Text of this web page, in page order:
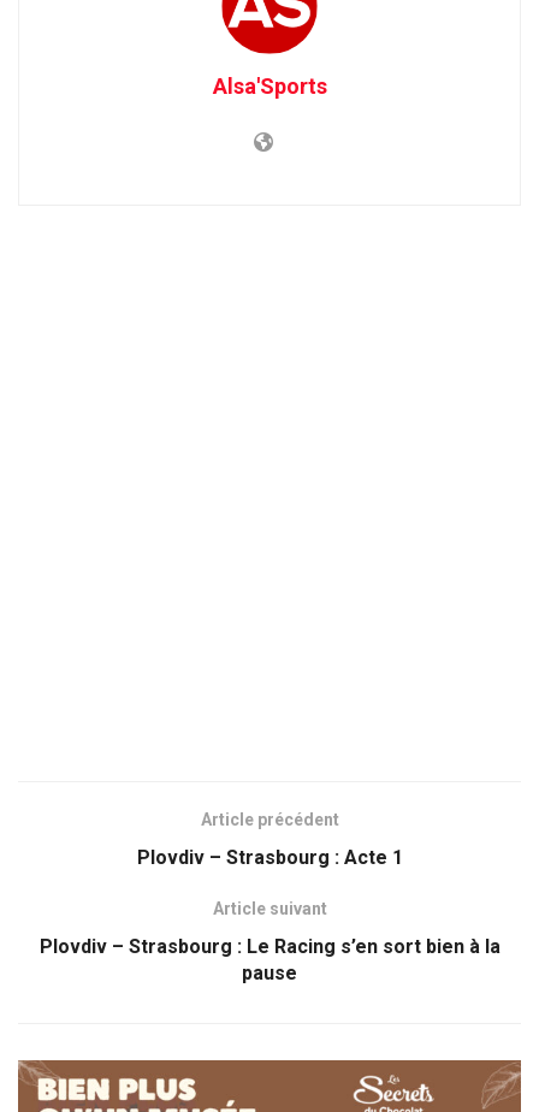
Alsa'Sports
Article précédent
Plovdiv – Strasbourg : Acte 1
Article suivant
Plovdiv – Strasbourg : Le Racing s’en sort bien à la
pause